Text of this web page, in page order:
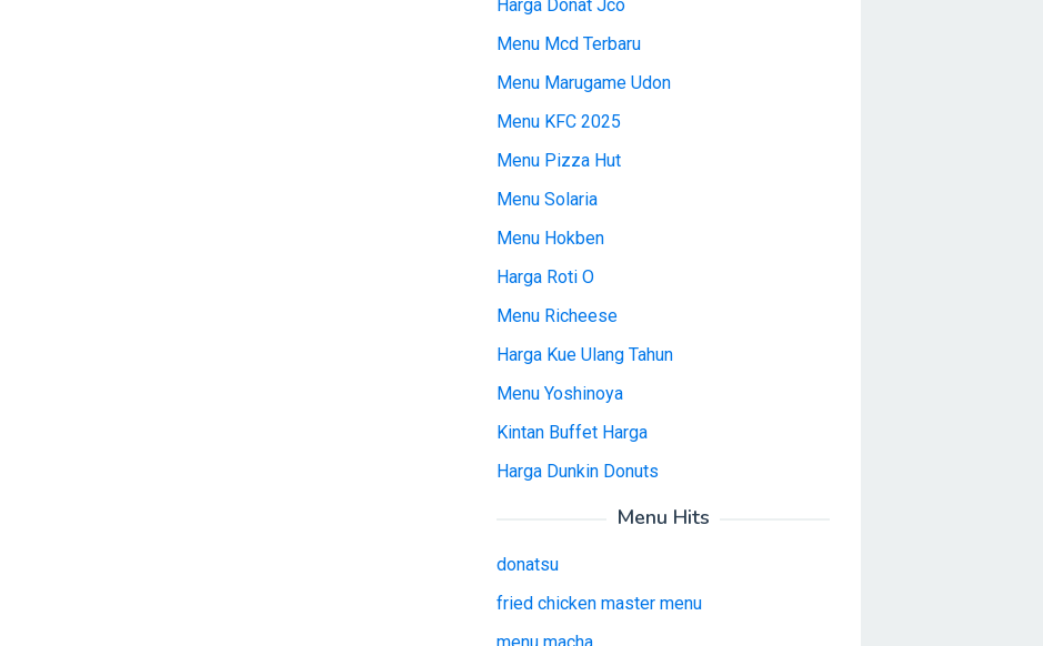
Harga Donat Jco
Menu Mcd Terbaru
Menu Marugame Udon
Menu KFC 2025
Menu Pizza Hut
Menu Solaria
Menu Hokben
Harga Roti O
Menu Richeese
Harga Kue Ulang Tahun
Menu Yoshinoya
Kintan Buffet Harga
Harga Dunkin Donuts
Menu Hits
donatsu
fried chicken master menu